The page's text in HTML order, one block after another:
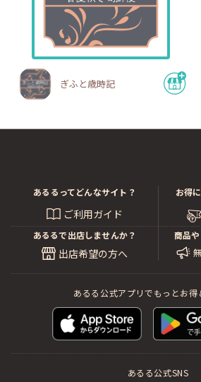
ぎふと歳時記
あるるってどんなサイト？
ご利用ガイド
お得
あるるで出店しませんか？
出店希望の方へ
商品
あるる公式アプリでもっとお得
あるる公式SNS